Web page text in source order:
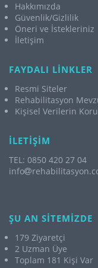
Hakkımızda
Güvenlik/Gizlilik
Öneri ve İstekleriniz
İletişim
FAYDALI LİNKLER
Resmi Siteler
Rehabilitasyon
Kişisel Verilerin
İLETİŞİM
TEL: 0850 420 27 04
info
ŞU AN SİTEMİZDE
179 Ziyaretçi
2 Uzman Üye
Toplam 181 Kişi Var